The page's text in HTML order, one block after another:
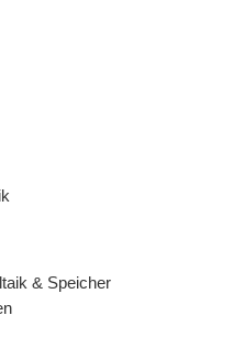
& Speicher